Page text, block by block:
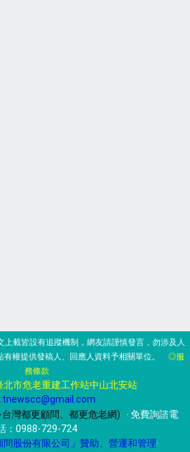
上載皆設有追蹤機制，網友請謹慎發言，勿涉及人
有權提供發稿人、回應人資料予相關單位。 ◎服
務條款
北市危老重建工作站中山北安站
tnewscc@gmail.com
灣都更顧問、都更危老網)
‧ 免費詢諮電
： 0988-729-724
股份有限公司」贊助、營運和管理‧